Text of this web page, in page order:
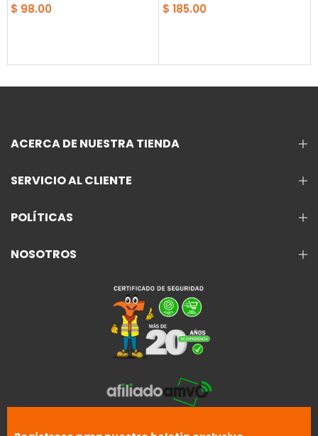
$ 98.00 $ 185.00
ACERCA DE NUESTRA TIENDA
SERVICIO AL CLIENTE
POLÍTICAS
NOSOTROS